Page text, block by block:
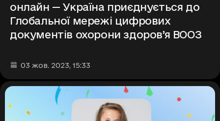
онлайн — Україна приєднується до
Глобальної мережі цифрових
документів охорони здоров’я ВООЗ
Дата та час публікації
03 жов. 2023, 15:33